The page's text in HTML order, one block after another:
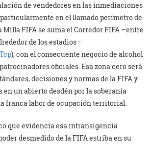
de vendedores en las inmediaciones
en el llamado perímetro de
FIFA se suma el Corredor FIFA –entre
de los estadios–
), con el consecuente negocio de alcohol
oficiales. Esa zona cero será
decisiones y normas de la FIFA y
en un abierto desdén por la soberanía
franca labor de ocupación territorial.
que evidencia esa intransigencia
desmedido de la FIFA estriba en su